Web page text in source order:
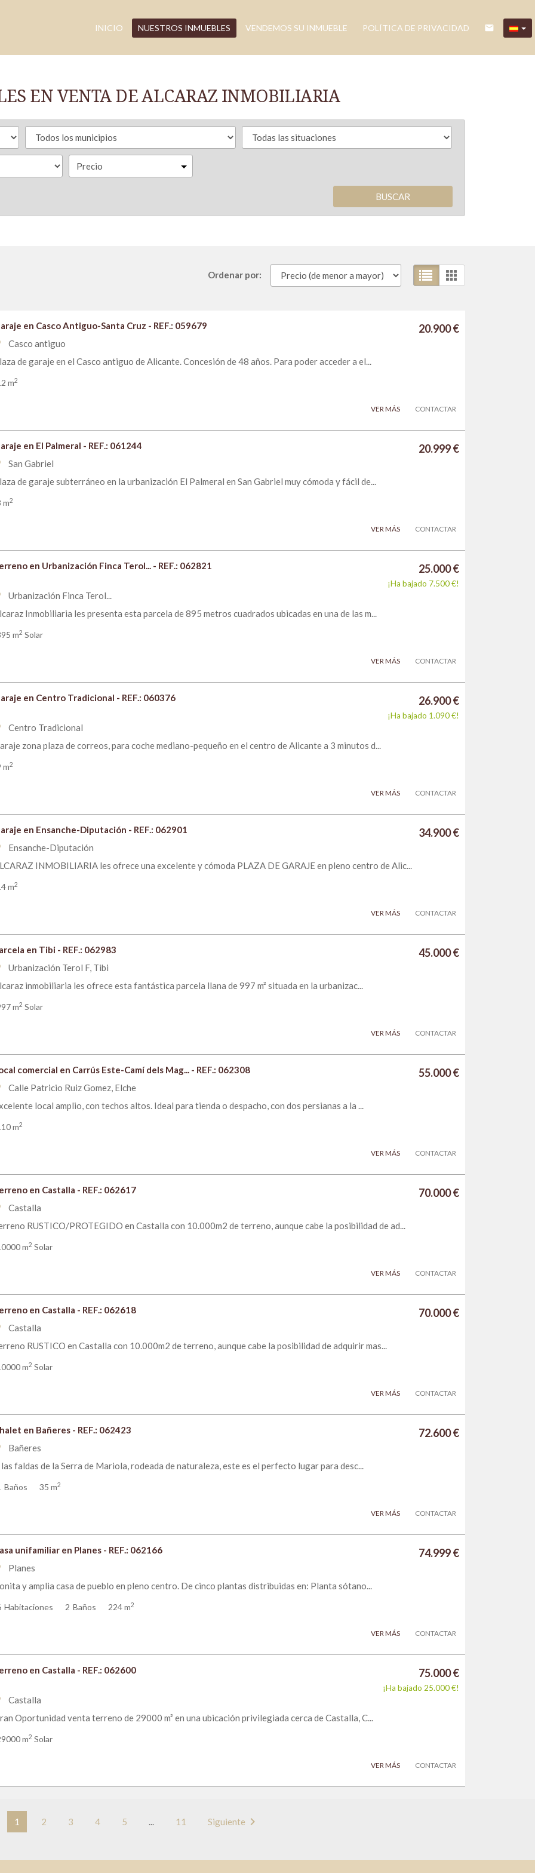
INICIO NUESTROS INMUEBLES VENDEMOS SU INMUEBLE POLÍTICA DE PRIVACIDAD email
EN VENTA DE ALCARAZ INMOBILIARIA
Precio
BUSCAR
Ordenar por:
en Casco Antiguo-Santa Cruz - REF.: 059679 20.900 €
Casco antiguo
de garaje en el Casco antiguo de Alicante. Concesión de 48 años. Para poder acceder a el...
m2
CONTACTAR
VER MÁS
en El Palmeral - REF.: 061244 20.999 €
San Gabriel
de garaje subterráneo en la urbanización El Palmeral en San Gabriel muy cómoda y fácil de...
m2
CONTACTAR
VER MÁS
en Urbanización Finca Terol... - REF.: 062821 25.000 €
¡Ha bajado 7.500 €!
Urbanización Finca Terol...
Inmobiliaria les presenta esta parcela de 895 metros cuadrados ubicadas en una de las m...
m2 Solar
CONTACTAR
VER MÁS
en Centro Tradicional - REF.: 060376 26.900 €
¡Ha bajado 1.090 €!
Centro Tradicional
zona plaza de correos, para coche mediano-pequeño en el centro de Alicante a 3 minutos d...
m2
CONTACTAR
VER MÁS
en Ensanche-Diputación - REF.: 062901 34.900 €
Ensanche-Diputación
INMOBILIARIA les ofrece una excelente y cómoda PLAZA DE GARAJE en pleno centro de Alic...
m2
CONTACTAR
VER MÁS
en Tibi - REF.: 062983 45.000 €
Urbanización Terol F, Tibi
inmobiliaria les ofrece esta fantástica parcela llana de 997 m² situada en la urbanizac...
m2 Solar
CONTACTAR
VER MÁS
comercial en Carrús Este-Camí dels Mag... - REF.: 062308 55.000 €
Calle Patricio Ruiz Gomez, Elche
local amplio, con techos altos. Ideal para tienda o despacho, con dos persianas a la ...
m2
CONTACTAR
VER MÁS
en Castalla - REF.: 062617 70.000 €
Castalla
RUSTICO/PROTEGIDO en Castalla con 10.000m2 de terreno, aunque cabe la posibilidad de ad...
m2 Solar
CONTACTAR
VER MÁS
en Castalla - REF.: 062618 70.000 €
Castalla
RUSTICO en Castalla con 10.000m2 de terreno, aunque cabe la posibilidad de adquirir mas...
m2 Solar
CONTACTAR
VER MÁS
en Bañeres - REF.: 062423 72.600 €
Bañeres
faldas de la Serra de Mariola, rodeada de naturaleza, este es el perfecto lugar para desc...
Baños 35 m2
CONTACTAR
VER MÁS
unifamiliar en Planes - REF.: 062166 74.999 €
Planes
y amplia casa de pueblo en pleno centro. De cinco plantas distribuidas en: Planta sótano...
Habitaciones 2 Baños 224 m2
CONTACTAR
VER MÁS
en Castalla - REF.: 062600 75.000 €
¡Ha bajado 25.000 €!
Castalla
Oportunidad venta terreno de 29000 m² en una ubicación privilegiada cerca de Castalla, C...
m2 Solar
CONTACTAR
VER MÁS
1 2 3 4 5 ... 11 Siguiente chevron_right